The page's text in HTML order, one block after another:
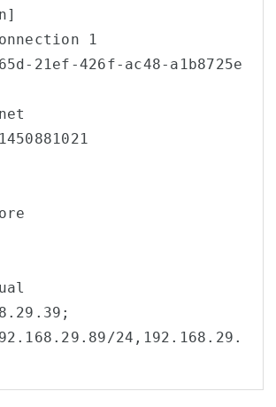
1
21ef-426f-ac48-a1b8725e
24,192.168.29.